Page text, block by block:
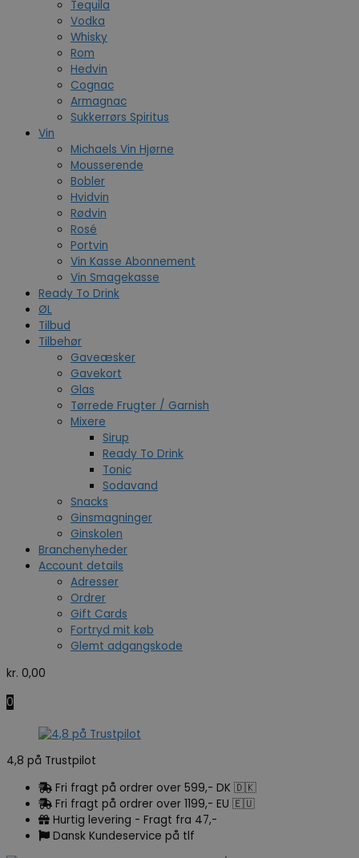
Tequila
Vodka
Whisky
Rom
Hedvin
Cognac
Armagnac
Sukkerrørs Spiritus
Vin
Michaels Vin Hjørne
Mousserende
Bobler
Hvidvin
Rødvin
Rosé
Portvin
Vin Kasse Abonnement
Vin Smagekasse
Ready To Drink
ØL
Tilbud
Tilbehør
Gaveæsker
Gavekort
Glas
Tørrede Frugter / Garnish
Mixere
Sirup
Ready To Drink
Tonic
Sodavand
Snacks
Ginsmagninger
Ginskolen
Branchenyheder
Account details
Adresser
Ordrer
Gift Cards
Fortryd mit køb
Glemt adgangskode
kr. 0,00
0
4,8 på Trustpilot
Fri fragt på ordrer over 599,- DK 🇩🇰
Fri fragt på ordrer over 1199,- EU 🇪🇺
Hurtig levering - Fragt fra 47,-
Dansk Kundeservice på tlf